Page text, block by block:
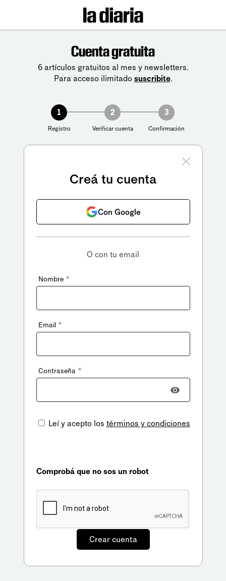
Cuenta gratuita
6 artículos gratuitos al mes y newsletters.
Para acceso ilimitado suscribite.
1
Registro
2
Verificar cuenta
3
Confirmación
Creá tu cuenta
Con Google
O con tu email
Nombre *
Email *
Contraseña *
Leí y acepto los términos y condiciones
Comprobá que no sos un robot